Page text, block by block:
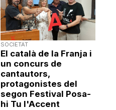
SOCIETAT
El català de la Franja i
un concurs de
cantautors,
protagonistes del
segon Festival Posa-
hi Tu l'Accent